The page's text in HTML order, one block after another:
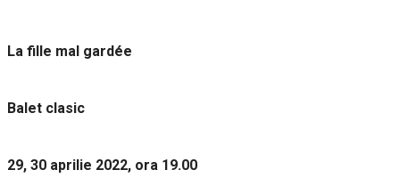
La fille mal gardée
Balet clasic
29, 30 aprilie 2022, ora 19.00